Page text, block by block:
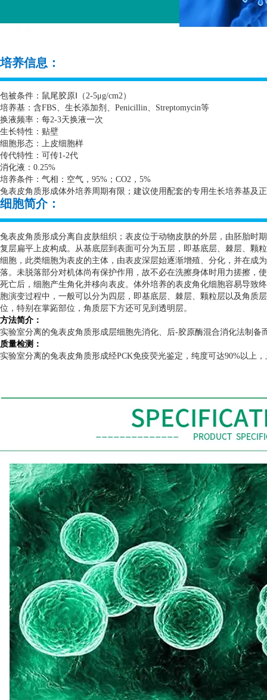
培养信息：
包被条件：鼠尾胶原Ⅰ（2-5μg/cm2）
培养基：含FBS、生长添加剂、 Penicillin、 Streptomycin等
换液频率：每2-3天换液一次
生长特性：贴壁
细胞形态：上皮细胞样
传代特性：可传1-2代
消化液： 0.25%
培养条件：气相：空气， 95% ； CO2 ， 5%
兔表皮角质形成体外培养周期有限；建议使用配套的专用生长培养基及
细胞简介：
兔表皮角质形成分离自皮肤组织；表皮位于动物皮肤的外层，由胚胎时
复层扁平上皮构成。从基底层到表面可分为五层，即基底层、棘层、颗
细胞，此类细胞为表皮的主体，由表皮深层始逐渐增殖、分化，并在成
落。未脱落部分对机体尚有保护作用，故不必在洗擦身体时用力搓擦，
死亡后，细胞产生角化并移向表皮。体外培养的表皮角化细胞容易导致
胞演变过程中，一般可以分为四层，即基底层、棘层、颗粒层以及角质
位，特别在掌跖部位，角质层下方还可见到透明层。
方法简介：
实验室分离的兔表皮角质形成层细胞先消化、后-胶原酶混合消化法制备
质量检测：
实验室分离的兔表皮角质形成经PCK免疫荧光鉴定，纯度可达90%以上